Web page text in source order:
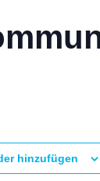
hinzufügen